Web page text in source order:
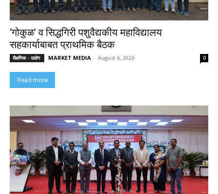
‘गोकुळ’ व सिद्धगिरी पशुवैद्यकीय महाविद्यालय
सहकार्याबाबत प्राथमिक बैठक
शैक्षणिक - उद्योग MARKET MEDIA - August 6, 2026 0
Read more